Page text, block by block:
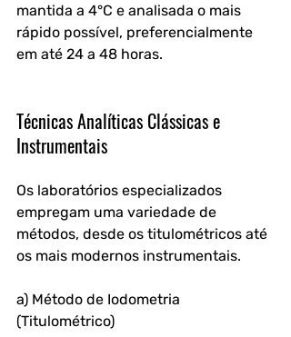
mantida a 4°C e analisada o mais
rápido possível, preferencialmente
em até 24 a 48 horas.
Técnicas Analíticas Clássicas e
Instrumentais
Os laboratórios especializados
empregam uma variedade de
métodos, desde os titulométricos até
os mais modernos instrumentais.
a) Método de Iodometria
(Titulométrico)